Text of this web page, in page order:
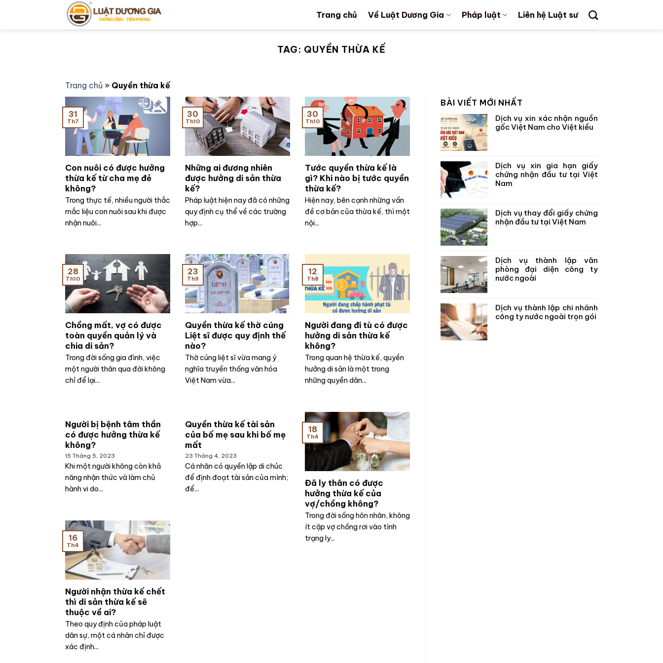
Trang chủ Về Luật Dương Gia Pháp luật Liên hệ Luật sư
TAG: QUYỀN THỪA KẾ
Trang chủ » Quyền thừa kế
Con nuôi có được hưởng
thừa kế từ cha mẹ đẻ
không?
Trong thực tế, nhiều người thắc
mắc liệu con nuôi sau khi được
nhận nuôi...
31
Th7
Những ai đương nhiên
được hưởng di sản thừa
kế?
Pháp luật hiện nay đã có những
quy định cụ thể về các trường
hợp...
30
Th10
Tước quyền thừa kế là
gì? Khi nào bị tước quyền
thừa kế?
Hiện nay, bên cạnh những vấn
đề cơ bản của thừa kế, thì một
nội...
30
Th10
Chồng mất, vợ có được
toàn quyền quản lý và
chia di sản?
Trong đời sống gia đình, việc
một người thân qua đời không
chỉ để lại...
28
Th10
Quyền thừa kế thờ cúng
Liệt sĩ được quy định thế
nào?
Thờ cúng liệt sĩ vừa mang ý
nghĩa truyền thống văn hóa
Việt Nam vừa...
23
Th9
Người đang đi tù có được
hưởng di sản thừa kế
không?
Trong quan hệ thừa kế, quyền
hưởng di sản là một trong
những quyền dân...
12
Th8
Người bị bệnh tâm thần
có được hưởng thừa kế
không?
15 Tháng 5, 2023
Khi một người không còn khả
năng nhận thức và làm chủ
hành vi do...
Quyền thừa kế tài sản
của bố mẹ sau khi bố mẹ
mất
23 Tháng 4, 2023
Cá nhân có quyền lập di chúc
để định đoạt tài sản của mình;
để...
Đã ly thân có được
hưởng thừa kế của
vợ/chồng không?
Trong đời sống hôn nhân, không
ít cặp vợ chồng rơi vào tình
trạng ly...
18
Th4
Người nhận thừa kế chết
thì di sản thừa kế sẽ
thuộc về ai?
Theo quy định của pháp luật
dân sự, một cá nhân chỉ được
xác định...
16
Th4
BÀI VIẾT MỚI NHẤT
Dịch vụ xin xác nhận nguồn
gốc Việt Nam cho Việt kiều
Dịch vụ xin gia hạn giấy
chứng nhận đầu tư tại Việt
Nam
Dịch vụ thay đổi giấy chứng
nhận đầu tư tại Việt Nam
Dịch vụ thành lập văn
phòng đại diện công ty
nước ngoài
Dịch vụ thành lập chi nhánh
công ty nước ngoài trọn gói